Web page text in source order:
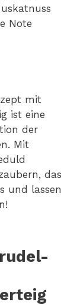
Note
mit
ist eine
der
Mit
das
und lassen